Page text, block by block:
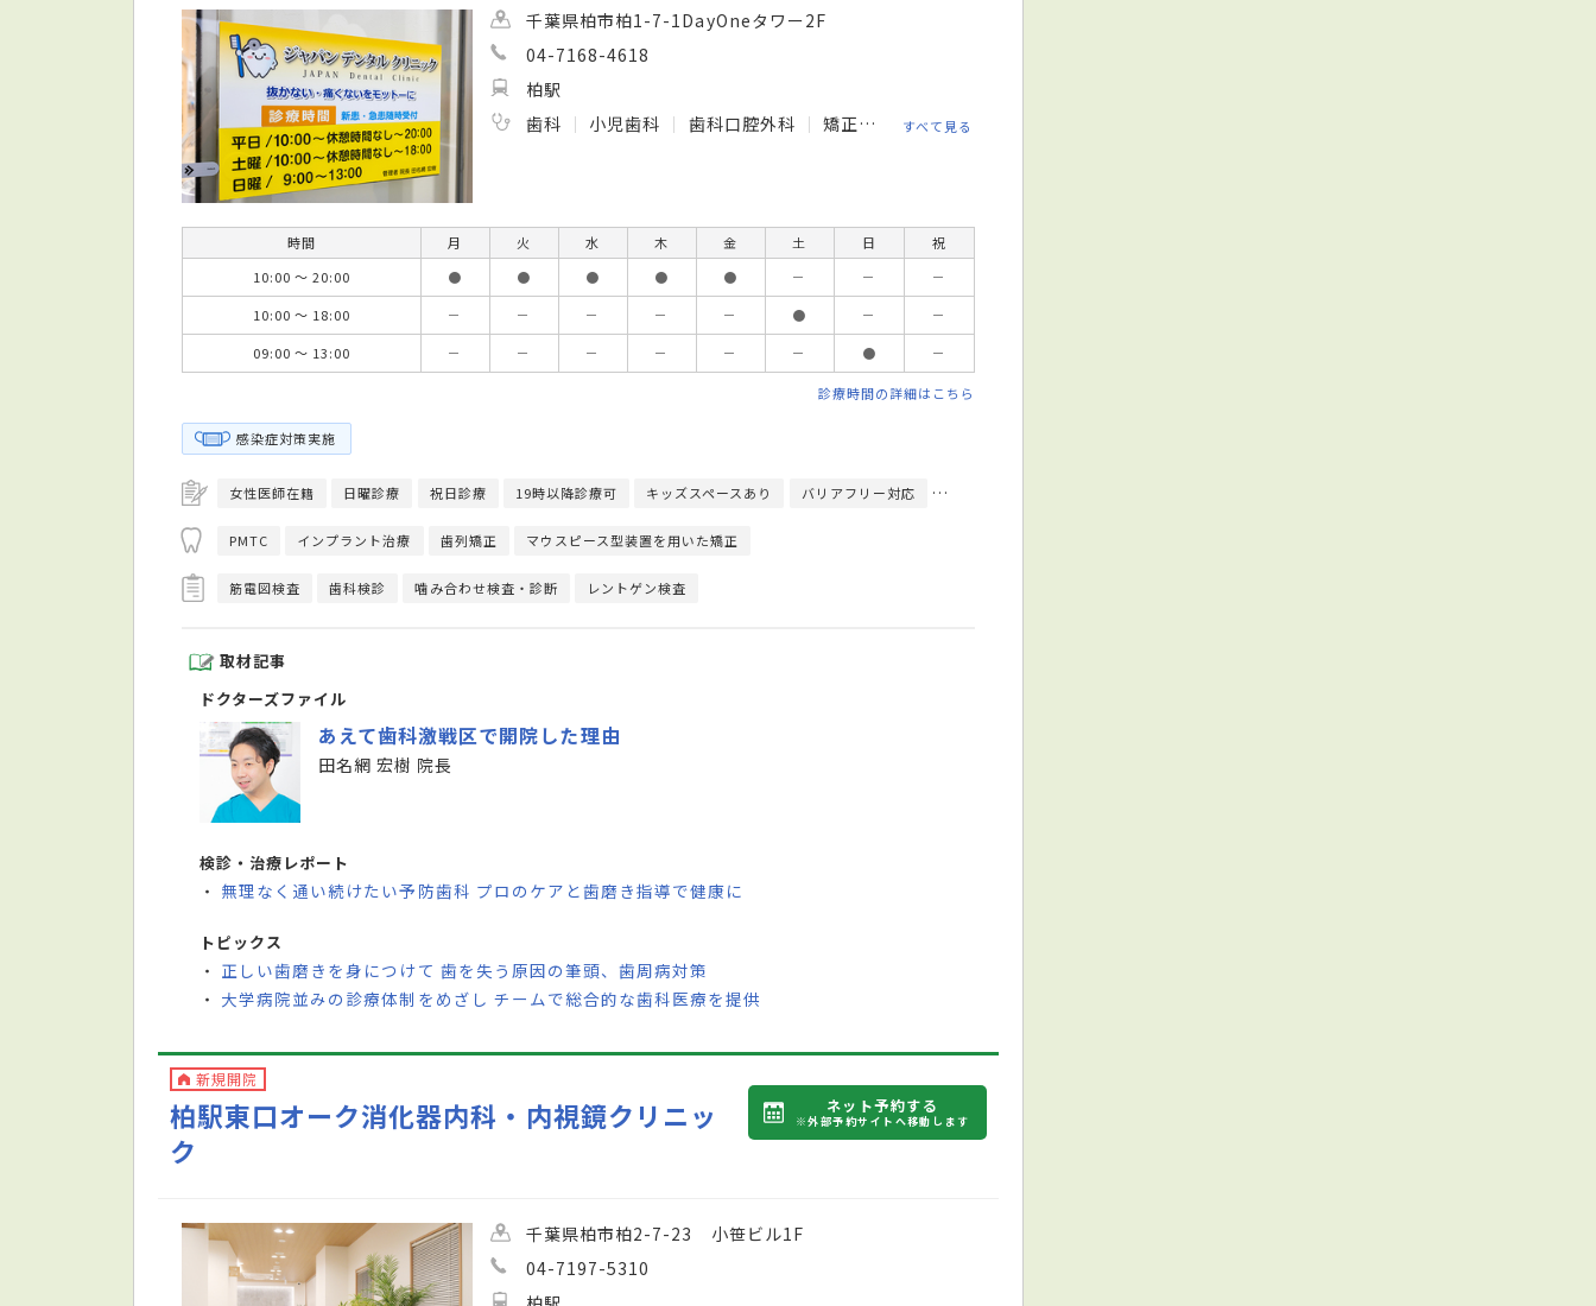
千葉県柏市柏1-7-1DayOneタワー2F
04-7168-4618
柏駅
歯科
小児歯科 歯科口腔外科 矯正歯科 すべて見る
時間 月 火 水 木 金 土 日
祝
10:00 ～ 20:00
● ● ● ● ● － －
－
10:00 ～ 18:00
－ － － － － ● －
－
09:00 ～ 13:00
－ － － － － － ● －
診療時間の詳細はこちら
感染症対策実施
女性医師在籍 日曜診療 祝日診療 19時以降診療可 キッズスペースあり バリアフリー対応 駐車場あり
PMTC インプラント治療 歯列矯正 マウスピース型装置を用いた矯正
筋電図検査 歯科検診 噛み合わせ検査・診断 レントゲン検査
取材記事
ドクターズファイル
あえて歯科激戦区で開院した理由
田名網 宏樹 院長
検診・治療レポート
・ 無理なく通い続けたい予防歯科 プロのケアと歯磨き指導で健康に
トピックス
・ 正しい歯磨きを身につけて 歯を失う原因の筆頭、歯周病対策
・ 大学病院並みの診療体制をめざし チームで総合的な歯科医療を提供
新規開院
柏駅東口オーク消化器内科・内視鏡クリニッ
ク
ネット予約する
※外部予約サイトへ移動します
千葉県柏市柏2-7-23 小笹ビル1F
04-7197-5310